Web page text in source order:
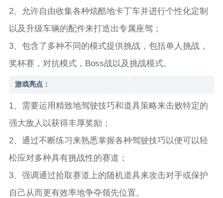
2、允许自由收集各种炫酷地卡丁车并进行个性化定制
以及升级车辆的配件来打造出专属座驾；
3、包含了多种不同的模式提供挑战，包括单人挑战，
奖杯赛，对抗模式，Boss战以及挑战模式。
游戏亮点：
1、需要运用精致地驾驶技巧和道具策略来击败特定的
强大敌人以获得丰厚奖励；
2、通过不断练习来熟悉掌握各种驾驶技巧以便可以轻
松应对多种具有挑战性的赛道；
3、强调通过拾取赛道上的随机道具来攻击对手或保护
自己从而更有效率地争夺领先位置。